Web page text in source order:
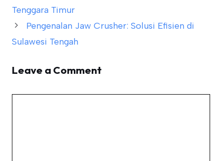
Tenggara Timur
Pengenalan Jaw Crusher: Solusi Efisien di
Sulawesi Tengah
Leave a Comment